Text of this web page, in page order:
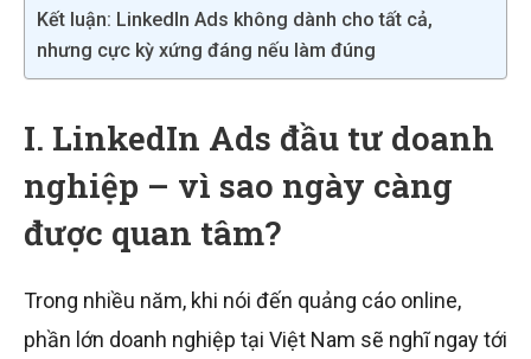
Kết luận: LinkedIn Ads không dành cho tất cả,
nhưng cực kỳ xứng đáng nếu làm đúng
I. LinkedIn Ads đầu tư doanh
nghiệp – vì sao ngày càng
được quan tâm?
Trong nhiều năm, khi nói đến quảng cáo online,
phần lớn doanh nghiệp tại Việt Nam sẽ nghĩ ngay tới